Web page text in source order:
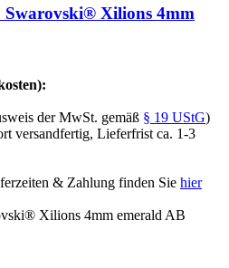
Xilions 4mm
der MwSt. gemäß § 19 UStG)
versandfertig, Lieferfrist ca. 1-3
& Zahlung finden Sie hier
Xilions 4mm emerald AB